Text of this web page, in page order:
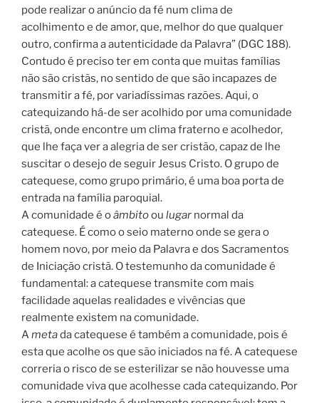
pode realizar o anúncio da fé num clima de
acolhimento e de amor, que, melhor do que qualquer
outro, confirma a autenticidade da Palavra” (DGC 188).
Contudo é preciso ter em conta que muitas famílias
não são cristãs, no sentido de que são incapazes de
transmitir a fé, por variadíssimas razões. Aqui, o
catequizando há-de ser acolhido por uma comunidade
cristã, onde encontre um clima fraterno e acolhedor,
que lhe faça ver a alegria de ser cristão, capaz de lhe
suscitar o desejo de seguir Jesus Cristo. O grupo de
catequese, como grupo primário, é uma boa porta de
entrada na família paroquial.
A comunidade é oâmbitoou lugar normal da
catequese. É como o seio materno onde se gera o
homem novo, por meio da Palavra e dos Sacramentos
de Iniciação cristã. O testemunho da comunidade é
fundamental: a catequese transmite com mais
facilidade aquelas realidades e vivências que
realmente existem na comunidade.
Ametada catequese é também a comunidade, pois é
esta que acolhe os que são iniciados na fé. A catequese
correria o risco de se esterilizar se não houvesse uma
comunidade viva que acolhesse cada catequizando. Por